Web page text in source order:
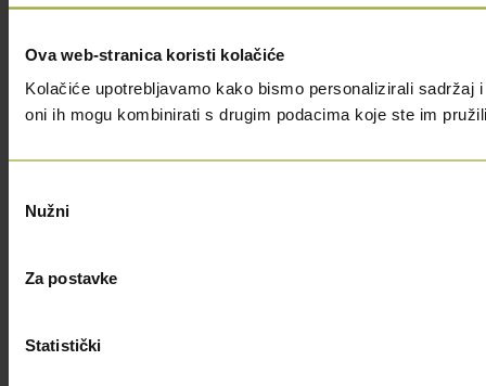
Ova web-stranica koristi kolačiće
Kolačiće upotrebljavamo kako bismo personalizirali
oni ih mogu kombinirati s drugim podacima koje ste im
pristanka
Nužni
Za postavke
Statistički